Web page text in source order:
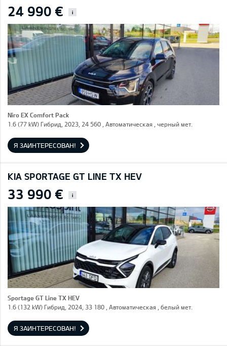
24 990 € i
Niro EX Comfort Pack
1.6 (77 kW) Гибрид, 2023, 24 560 , Автоматическая , черный мет.
Я ЗАИНТЕРЕСОВАН!
KIA SPORTAGE GT LINE TX HEV
33 990 € i
Sportage GT Line TX HEV
1.6 (132 kW) Гибрид, 2024, 33 180 , Автоматическая , белый мет.
Я ЗАИНТЕРЕСОВАН!